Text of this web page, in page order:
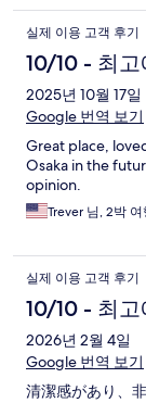
실제 이용 고객 후기
10/10 - 최고
2025년 10월 17일
Google 번역 보기
Great place,
Osaka in the
opinion.
Trever 님, 2박 여
실제 이용 고객 후기
10/10 - 최고
2026년 2월 4일
Google 번역 보기
清潔感があり、